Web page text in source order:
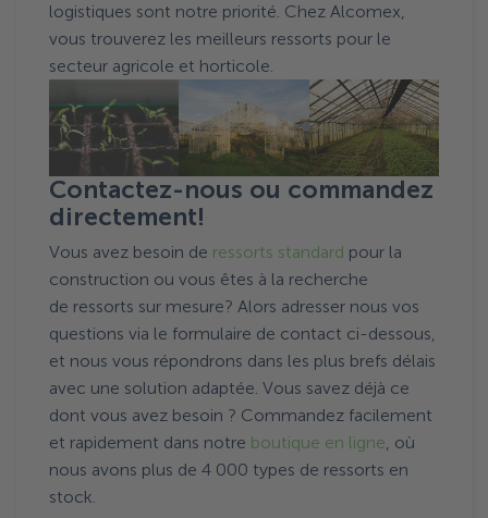
logistiques sont notre priorité. Chez Alcomex,
vous trouverez les meilleurs ressorts pour le
secteur agricole et horticole.
Contactez-nous ou commandez
directement!
Vous avez besoin de ressorts standard pour la
construction ou vous êtes à la recherche
de ressorts sur mesure? Alors adresser nous vos
questions via le formulaire de contact ci-dessous,
et nous vous répondrons dans les plus brefs délais
avec une solution adaptée. Vous savez déjà ce
dont vous avez besoin ? Commandez facilement
et rapidement dans notre boutique en ligne, où
nous avons plus de 4 000 types de ressorts en
stock.